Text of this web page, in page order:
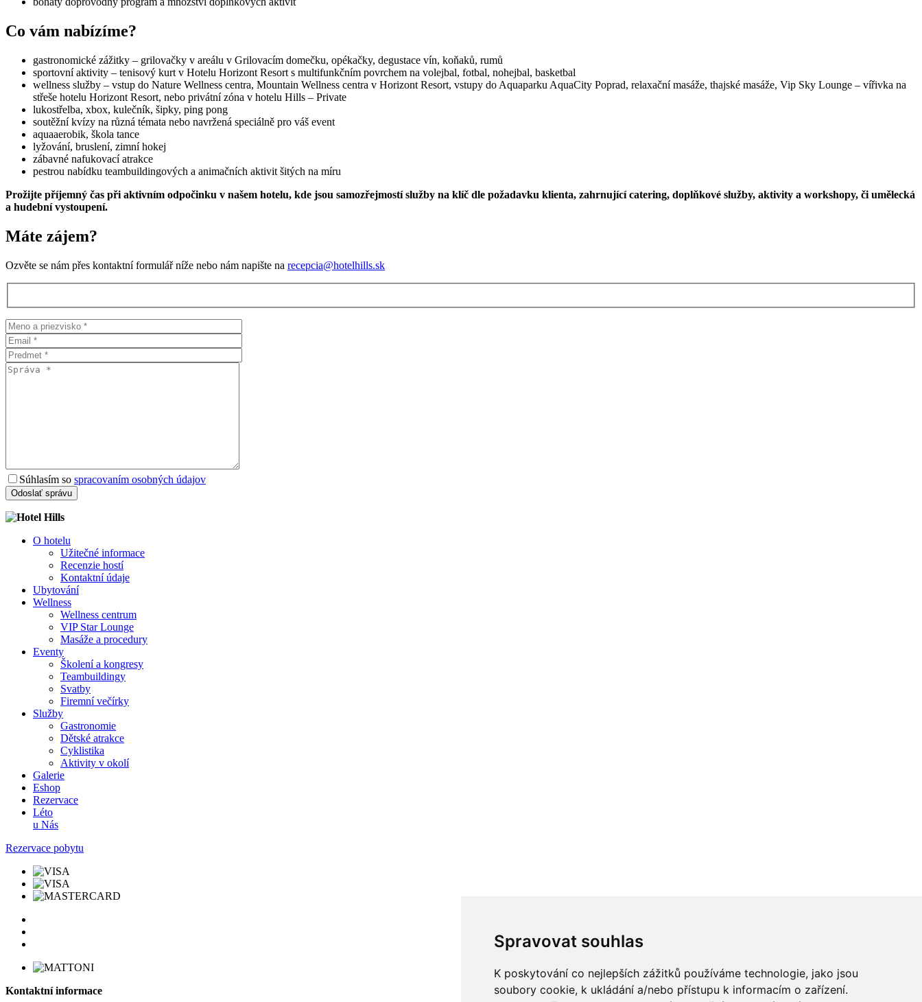
Spravovat souhlas
K poskytování co nejlepších zážitků používáme technologie, jako jsou
soubory cookie, k ukládání a/nebo přístupu k informacím o zařízení.
Co vám nabízíme?
gastronomické zážitky – grilovačky v areálu v Grilovacím domečku, opékačky, degustace vín, koňaků, rumů
sportovní aktivity – tenisový kurt v Hotelu Horizont Resort s multifunkčním povrchem na volejbal, fotbal, nohejbal, basketbal
wellness služby – vstup do Nature Wellness centra, Mountain Wellness centra v Horizont Resort, vstupy do Aquaparku AquaCity Poprad, relaxační masáže, thajské masáže, Vip Sky Lounge – vířivka na
střeše hotelu Horizont Resort, nebo privátní zóna v hotelu Hills – Private
lukostřelba, xbox, kulečník, šipky, ping pong
soutěžní kvízy na různá témata nebo navržená speciálně pro váš event
aquaaerobik, škola tance
lyžování, bruslení, zimní hokej
zábavné nafukovací atrakce
pestrou nabídku teambuildingových a animačních aktivit šitých na míru
Prožijte příjemný čas při aktivním odpočinku v našem hotelu, kde jsou samozřejmostí služby na klíč dle požadavku klienta, zahrnující catering, doplňkové služby, aktivity a workshopy, či umělecká
a hudební vystoupení.
Máte zájem?
Ozvěte se nám přes kontaktní formulář níže nebo nám napište na recepcia@hotelhills.sk
Súhlasím so spracovaním osobných údajov
O hotelu
Užitečné informace
Recenzie hostí
Kontaktní údaje
Ubytování
Wellness
Wellness centrum
VIP Star Lounge
Masáže a procedury
Eventy
Školení a kongresy
Teambuildingy
Svatby
Firemní večírky
Služby
Gastronomie
Dětské atrakce
Cyklistika
Aktivity v okolí
Galerie
Eshop
Rezervace
Léto
u Nás
Rezervace pobytu
Kontaktní informace